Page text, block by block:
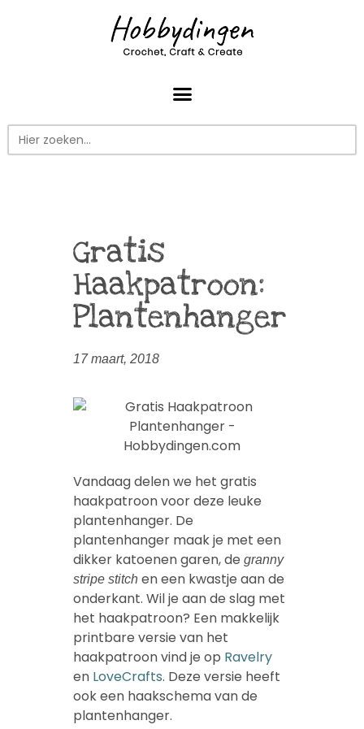
Zoek
naar:
Gratis
Haakpatroon:
Plantenhanger
17 maart, 2018
Vandaag delen we het gratis
haakpatroon voor deze leuke
plantenhanger. De
plantenhanger maak je met een
dikker katoenen garen, de granny
stripe stitch en een kwastje aan de
onderkant. Wil je aan de slag met
het haakpatroon? Een makkelijk
printbare versie van het
haakpatroon vind je op Ravelry
en LoveCrafts. Deze versie heeft
ook een haakschema van de
plantenhanger.